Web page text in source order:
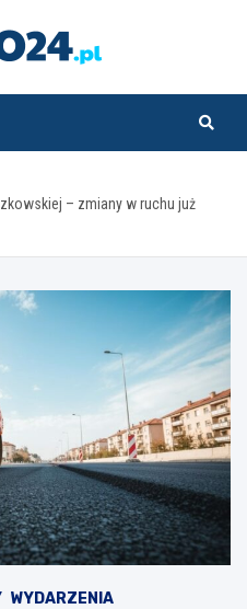
– zmiany w ruchu już
WYDARZENIA